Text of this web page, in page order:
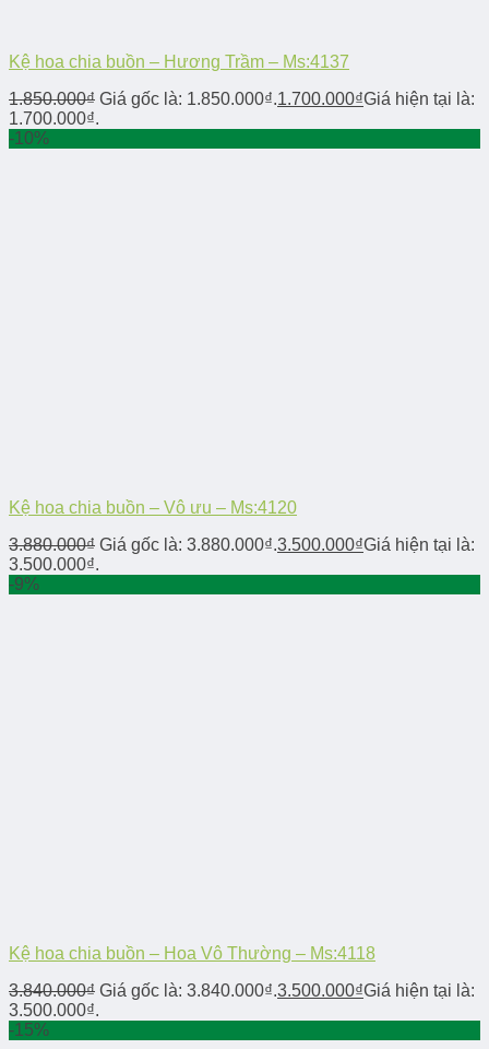
Kệ hoa chia buồn – Hương Trầm – Ms:4137
1.850.000₫ Giá gốc là: 1.850.000₫.1.700.000₫Giá hiện tại là:
1.700.000₫.
-10%
Kệ hoa chia buồn – Vô ưu – Ms:4120
3.880.000₫ Giá gốc là: 3.880.000₫.3.500.000₫Giá hiện tại là:
3.500.000₫.
-9%
Kệ hoa chia buồn – Hoa Vô Thường – Ms:4118
3.840.000₫ Giá gốc là: 3.840.000₫.3.500.000₫Giá hiện tại là:
3.500.000₫.
-15%